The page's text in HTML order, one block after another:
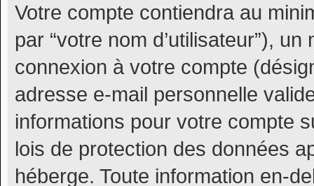
Votre compte contiendra au
par “votre nom d’utilisateur”),
connexion à votre compte
adresse e-mail personnelle
informations pour votre compte
lois de protection des données
héberge. Toute information en-